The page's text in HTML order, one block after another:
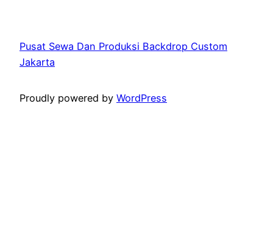
Pusat Sewa Dan Produksi Backdrop Custom
Jakarta
Proudly powered by WordPress